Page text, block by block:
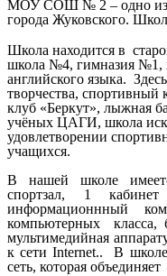
МОУ СОШ № 2 – одно
города Жуковского.
Школа находится в
школа №4, гимназия №1,
английского языка.
творчества,
клуб «Беркут», лыжная
учёных ЦАГИ, школа
удовлетворении
учащихся.
В нашей школе
спортзал, 1
информационнный
компьютерных класса,
мультимедийная
к сети Internet.. В школе
сеть, которая